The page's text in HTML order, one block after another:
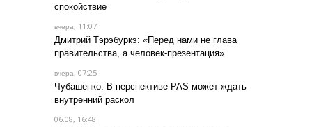
спокойствие
вчера, 11:07
Дмитрий Тэрэбуркэ: «Перед нами не глава
правительства, а человек-презентация»
вчера, 07:25
Чубашенко: В перспективе PAS может ждать
внутренний раскол
06.08, 16:48